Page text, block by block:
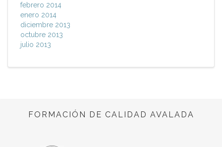
febrero 2014
enero 2014
diciembre 2013
octubre 2013
julio 2013
FORMACIÓN DE CALIDAD AVALADA